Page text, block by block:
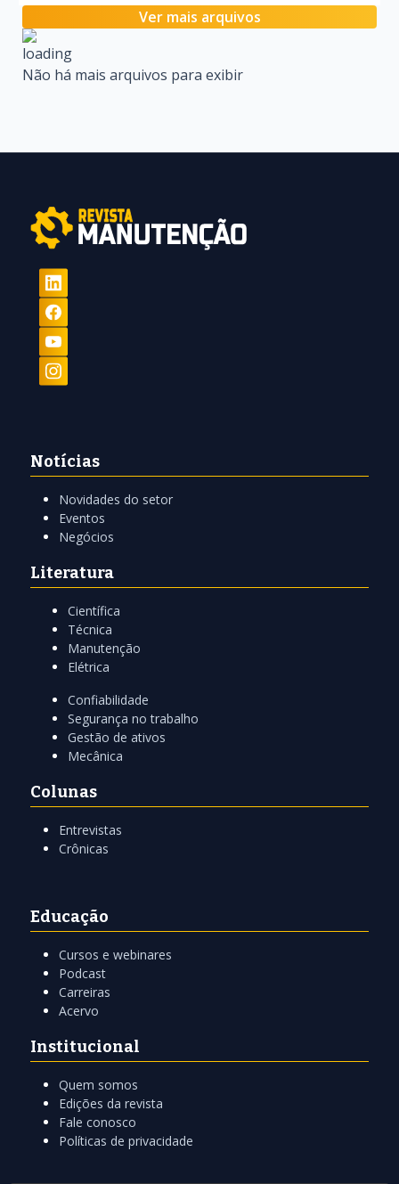
Ver mais arquivos
Não há mais arquivos para exibir
Notícias
Novidades do setor
Eventos
Negócios
Literatura
Científica
Técnica
Manutenção
Elétrica
Confiabilidade
Segurança no trabalho
Gestão de ativos
Mecânica
Colunas
Entrevistas
Crônicas
Educação
Cursos e webinares
Podcast
Carreiras
Acervo
Institucional
Quem somos
Edições da revista
Fale conosco
Políticas de privacidade